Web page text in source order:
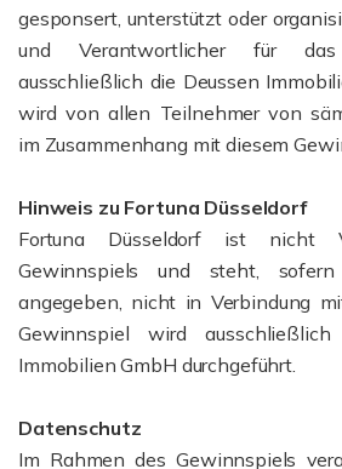
gesponsert, unterstützt oder
und Verantwortlicher für
ausschließlich die Deussen
wird von allen Teilnehmer von
im Zusammenhang mit diesem
Hinweis zu Fortuna Düsseldorf
Fortuna Düsseldorf ist nicht
Gewinnspiels und steht,
angegeben, nicht in Verbindung
Gewinnspiel wird
Immobilien GmbH durchgeführt.
Datenschutz
Im Rahmen des Gewinnspiels